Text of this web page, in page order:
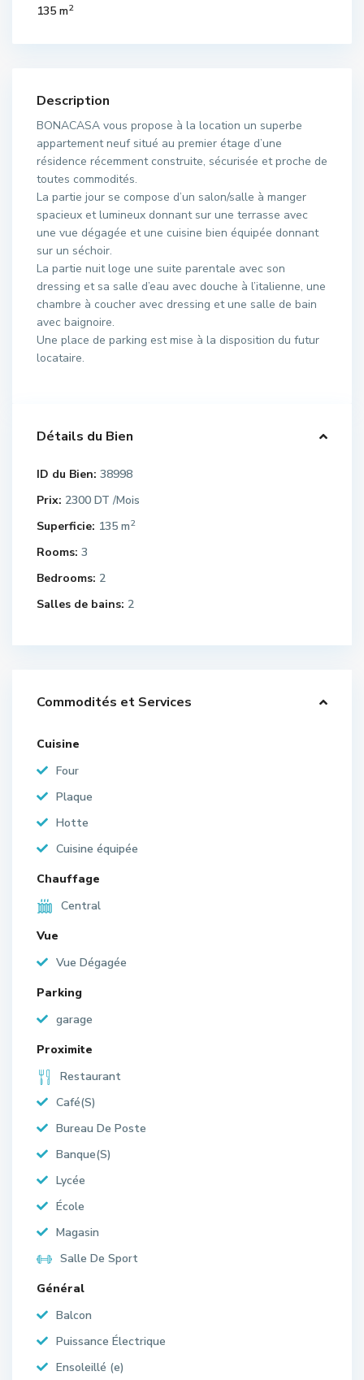
135 m2
Description
BONACASA vous propose à la location un superbe
appartement neuf situé au premier étage d’une
résidence récemment construite, sécurisée et proche de
toutes commodités.
La partie jour se compose d’un salon/salle à manger
spacieux et lumineux donnant sur une terrasse avec
une vue dégagée et une cuisine bien équipée donnant
sur un séchoir.
La partie nuit loge une suite parentale avec son
dressing et sa salle d’eau avec douche à l’italienne, une
chambre à coucher avec dressing et une salle de bain
avec baignoire.
Une place de parking est mise à la disposition du futur
locataire.
Détails du Bien
ID du Bien: 38998
Prix: 2300 DT /Mois
Superficie: 135 m2
Rooms: 3
Bedrooms: 2
Salles de bains: 2
Commodités et Services
Cuisine
Four
Plaque
Hotte
Cuisine équipée
Chauffage
Central
Vue
Vue Dégagée
Parking
garage
Proximite
Restaurant
Café(S)
Bureau De Poste
Banque(S)
Lycée
École
Magasin
Salle De Sport
Général
Balcon
Puissance Électrique
Ensoleillé (e)